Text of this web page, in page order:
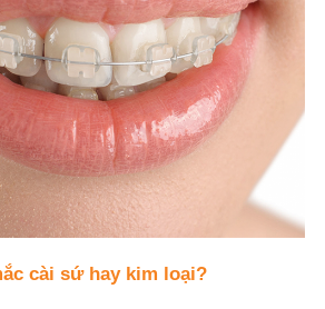
cài sứ hay kim loại?